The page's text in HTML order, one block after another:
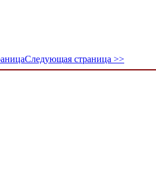
Следующая страница >>